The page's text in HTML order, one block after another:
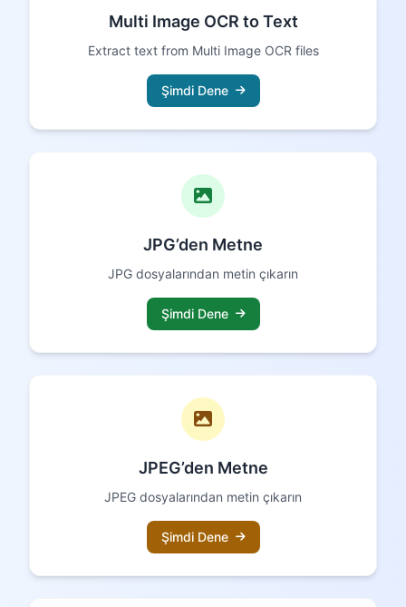
Multi Image OCR to Text
Extract text from Multi Image OCR files
Şimdi Dene
JPG’den Metne
JPG dosyalarından metin çıkarın
Şimdi Dene
JPEG’den Metne
JPEG dosyalarından metin çıkarın
Şimdi Dene